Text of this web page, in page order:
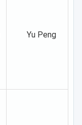
Yu Peng